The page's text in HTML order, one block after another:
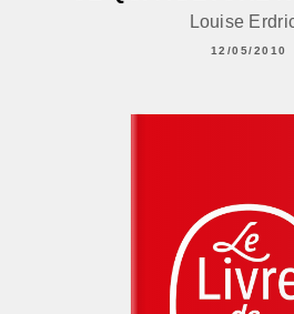
Louise
12/05/2010